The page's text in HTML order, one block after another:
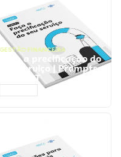
GESTÃO FINANCEIRA
Faça a precificação do
seu serviço | Prompts
ChatGPT